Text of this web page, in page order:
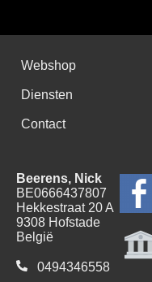
Webshop
Diensten
Contact
Beerens, Nick
BE0666437807
Hekkestraat 20 A
9308 Hofstade
België
0494346558